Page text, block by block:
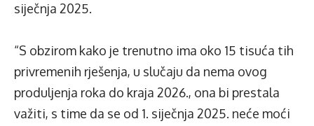
siječnja 2025.
“S obzirom kako je trenutno ima oko 15 tisuća tih
privremenih rješenja, u slučaju da nema ovog
produljenja roka do kraja 2026., ona bi prestala
važiti, s time da se od 1. siječnja 2025. neće moći